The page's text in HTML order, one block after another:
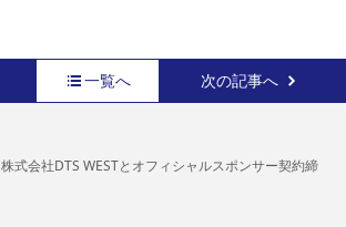
一覧へ 次の記事へ
株式会社DTS WESTとオフィシャルスポンサー契約締